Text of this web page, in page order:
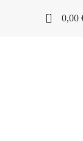
0 0,00